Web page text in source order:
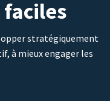
stratégiquement
à mieux engager les